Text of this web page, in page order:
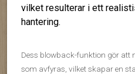
vilket resulterar i ett
hantering.
Dess blowback-funktion gör att
som avfyras, vilket skapar en